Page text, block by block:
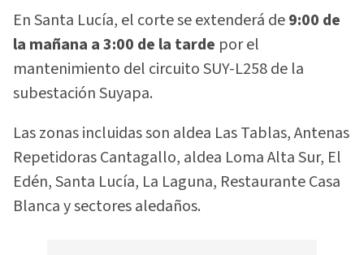
En Santa Lucía, el corte se extenderá de9:00 de
la mañana a 3:00 de la tarde por el
mantenimiento del circuito SUY-L258 de la
subestación Suyapa.
Las zonas incluidas son aldea Las Tablas, Antenas
Repetidoras Cantagallo, aldea Loma Alta Sur, El
Edén, Santa Lucía, La Laguna, Restaurante Casa
Blanca y sectores aledaños.